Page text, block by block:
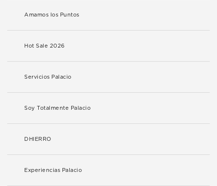
Amamos los Puntos
Hot Sale 2026
Servicios Palacio
Soy Totalmente Palacio
DHIERRO
Experiencias Palacio